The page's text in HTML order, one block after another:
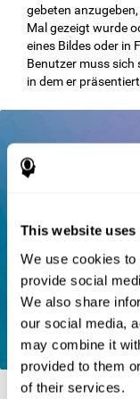
This website uses
We use cookies
provide social
We also share
our social media,
may combine it
provided to them
of their services.
gebeten
Mal gezeigt wurde
eines Bildes oder in
Benutzer muss sich
in dem er